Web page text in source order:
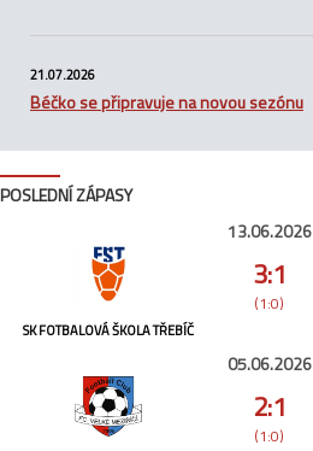
21.07.2026
Béčko se připravuje na novou sezónu
POSLEDNÍ ZÁPASY
SK FOTBALOVÁ ŠKOLA TŘEBÍČ
13.06.2026
3:1
(1:0)
05.06.2026
2:1
(1:0)